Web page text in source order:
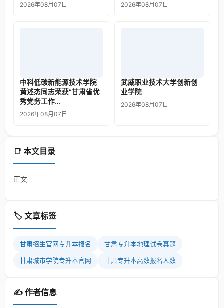
📑 本文目录
正文
🏷️ 文章标签
甘肃招生官网专升本报名 甘肃专升本地理试卷真题
甘肃城市学院专升本官网 甘肃专升本高数报名人数
✍️ 作者信息
2026年08月07日 2026年08月07日
中科低碳新能源技术学院
黄述杰同志荣获“甘肃省优
秀党务工作…
2026年08月07日
武威职业技术大学创新创
业学院
2026年08月07日